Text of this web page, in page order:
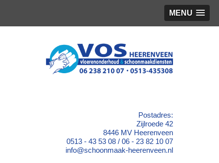
MENU
Postadres:
Zijlroede 42
8446 MV Heerenveen
0513 - 43 53 08 / 06 - 23 82 10 07
info@schoonmaak-heerenveen.nl